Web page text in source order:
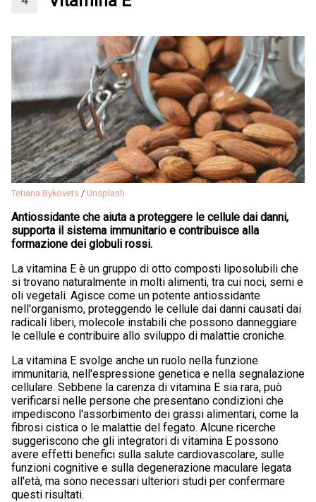
Tetiana Bykovets / Unsplash
Antiossidante che aiuta a proteggere le cellule dai danni,
supporta il sistema immunitario e contribuisce alla
formazione dei globuli rossi.
La vitamina E è un gruppo di otto composti liposolubili che
si trovano naturalmente in molti alimenti, tra cui noci, semi e
oli vegetali. Agisce come un potente antiossidante
nell'organismo, proteggendo le cellule dai danni causati dai
radicali liberi, molecole instabili che possono danneggiare
le cellule e contribuire allo sviluppo di malattie croniche.
La vitamina E svolge anche un ruolo nella funzione
immunitaria, nell'espressione genetica e nella segnalazione
cellulare. Sebbene la carenza di vitamina E sia rara, può
verificarsi nelle persone che presentano condizioni che
impediscono l'assorbimento dei grassi alimentari, come la
fibrosi cistica o le malattie del fegato. Alcune ricerche
suggeriscono che gli integratori di vitamina E possono
avere effetti benefici sulla salute cardiovascolare, sulle
funzioni cognitive e sulla degenerazione maculare legata
all'età, ma sono necessari ulteriori studi per confermare
questi risultati.